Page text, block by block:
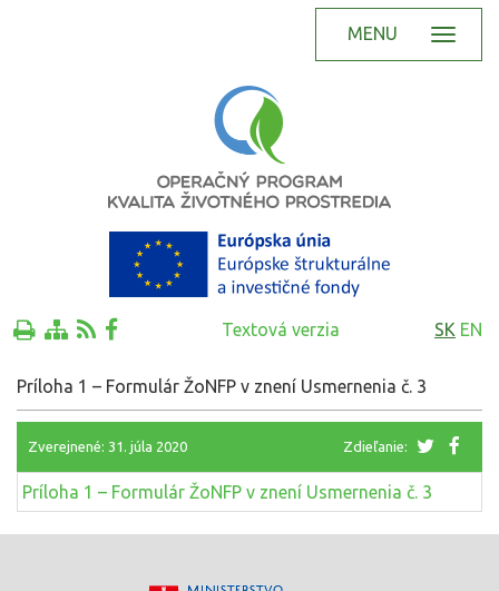
MENU
Textová verzia SK EN
Príloha 1 – Formulár ŽoNFP v znení Usmernenia č. 3
Zverejnené: 31. júla 2020 Zdieľanie:
Príloha 1 – Formulár ŽoNFP v znení Usmernenia č. 3